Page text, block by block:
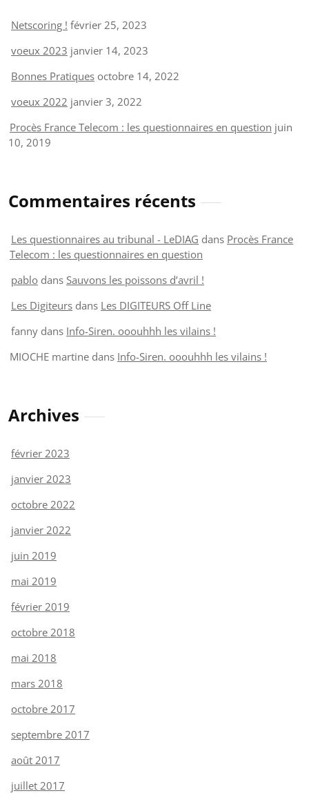
Netscoring ! février 25, 2023
voeux 2023 janvier 14, 2023
Bonnes Pratiques octobre 14, 2022
voeux 2022 janvier 3, 2022
Procès France Telecom : les questionnaires en question juin
10, 2019
Commentaires récents
Les questionnaires au tribunal - LeDIAG dans Procès France
Telecom : les questionnaires en question
pablo dans Sauvons les poissons d’avril !
Les Digiteurs dans Les DIGITEURS Off Line
fanny dans Info-Siren. ooouhhh les vilains !
MIOCHE martine dans Info-Siren. ooouhhh les vilains !
Archives
février 2023
janvier 2023
octobre 2022
janvier 2022
juin 2019
mai 2019
février 2019
octobre 2018
mai 2018
mars 2018
octobre 2017
septembre 2017
août 2017
juillet 2017